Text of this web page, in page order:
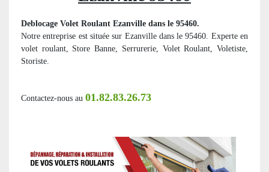
Deblocage Volet Roulant Ezanville dans le 95460.
Notre entreprise est située sur Ezanville dans le 95460. Experte en
volet roulant, Store Banne, Serrurerie, Volet Roulant, Voletiste,
Storiste.
Contactez-nous au 01.82.83.26.73